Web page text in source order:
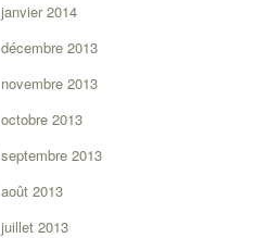
janvier 2014
décembre 2013
novembre 2013
octobre 2013
septembre 2013
août 2013
juillet 2013